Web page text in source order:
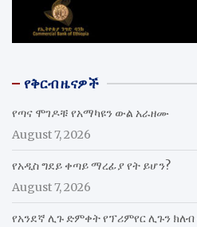
የቅርብ ዜናዎች
የጣና ሞገዶቹ የአማካዩን ውል አራዘሙ
August 7, 2026
የአዲስ ግደይ ቀጣይ ማረፊያ የት ይሆን?
August 7, 2026
የአንደኛ ሊጉ ድምቀት የፕሪምየር ሊጉን